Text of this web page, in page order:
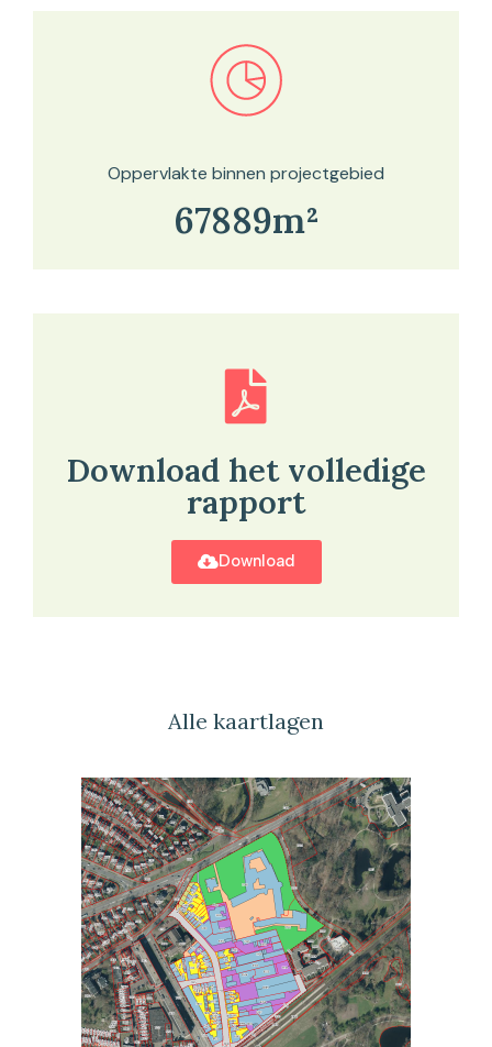
Bekijk in onze kaartviewer
Oppervlakte binnen projectgebied
67889m²
Download het volledige
rapport
Download
Alle kaartlagen